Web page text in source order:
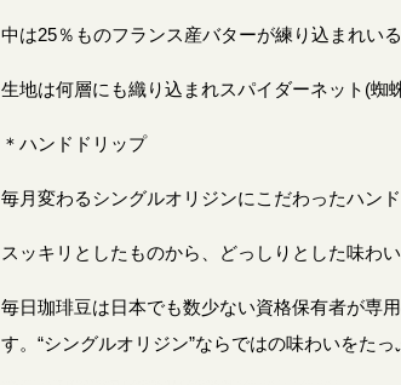
中は25％ものフランス産バターが練り込まれい
生地は何層にも織り込まれスパイダーネット(蜘
＊ハンドドリップ
毎月変わるシングルオリジンにこだわったハンド
スッキリとしたものから、どっしりとした味わ
毎日珈琲豆は日本でも数少ない資格保有者が専
す。“シングルオリジン”ならではの味わいをたっ